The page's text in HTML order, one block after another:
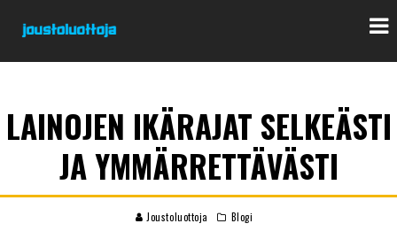
LAINOJEN IKÄRAJAT SELKEÄSTI
JA YMMÄRRETTÄVÄSTI
Joustoluottoja Blogi